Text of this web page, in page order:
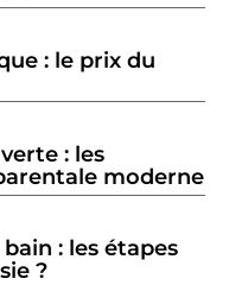
: le prix du
: les
moderne
: les étapes
?